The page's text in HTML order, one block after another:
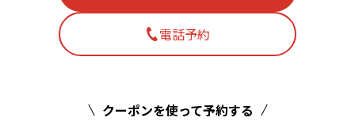
電話予約
クーポンを使って予約する